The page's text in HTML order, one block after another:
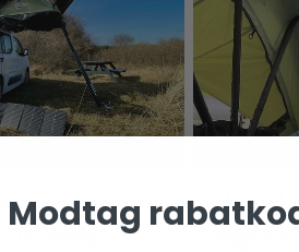
beds...
Modtag